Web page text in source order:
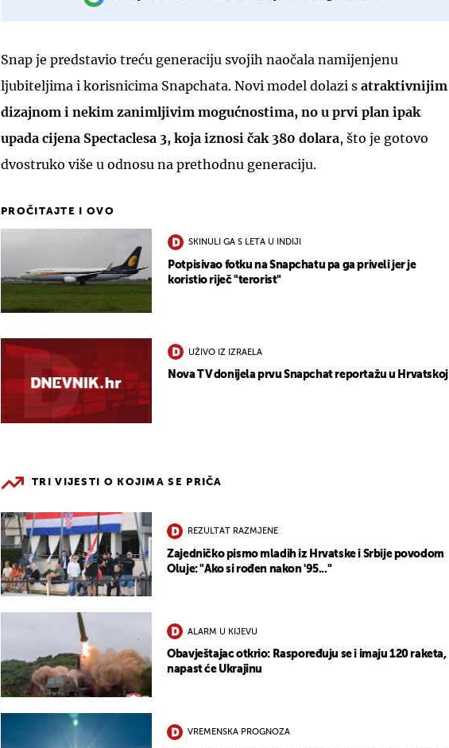
Snap je predstavio treću generaciju svojih naočala namijenjenu
ljubiteljima i korisnicima Snapchata. Novi model dolazi s atraktivnijim
dizajnom i nekim zanimljivim mogućnostima, no u prvi plan ipak
upada cijena Spectaclesa 3, koja iznosi čak 380 dolara, što je gotovo
dvostruko više u odnosu na prethodnu generaciju.
PROČITAJTE I OVO
SKINULI GA S LETA U INDIJI
Potpisivao fotku na Snapchatu pa ga priveli jer je
koristio riječ "terorist"
UŽIVO IZ IZRAELA
Nova TV donijela prvu Snapchat reportažu u Hrvatskoj
TRI VIJESTI O KOJIMA SE PRIČA
REZULTAT RAZMJENE
Zajedničko pismo mladih iz Hrvatske i Srbije povodom
Oluje: "Ako si rođen nakon '95..."
ALARM U KIJEVU
Obavještajac otkrio: Raspoređuju se i imaju 120 raketa,
napast će Ukrajinu
VREMENSKA PROGNOZA